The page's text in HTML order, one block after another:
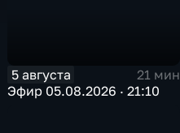
5 августа
21 мин
Эфир 05.08.2026 · 21:10